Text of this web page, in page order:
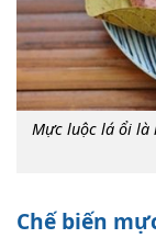
Mực luộc lá ổi là
Chế biến